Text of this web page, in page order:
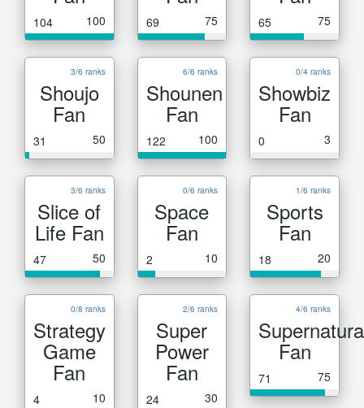
104 100 69 75 65 75
3/6 ranks
Shoujo
Fan
31 50
6/6 ranks
Shounen
Fan
122 100
0/4 ranks
Showbiz
Fan
0 3
3/6 ranks
Slice of
Life Fan
47 50
0/6 ranks
Space
Fan
2 10
1/6 ranks
Sports
Fan
18 20
0/8 ranks
Strategy
Game
Fan
4 10
2/6 ranks
Super
Power
Fan
24 30
4/6 ranks
Fan
71 75